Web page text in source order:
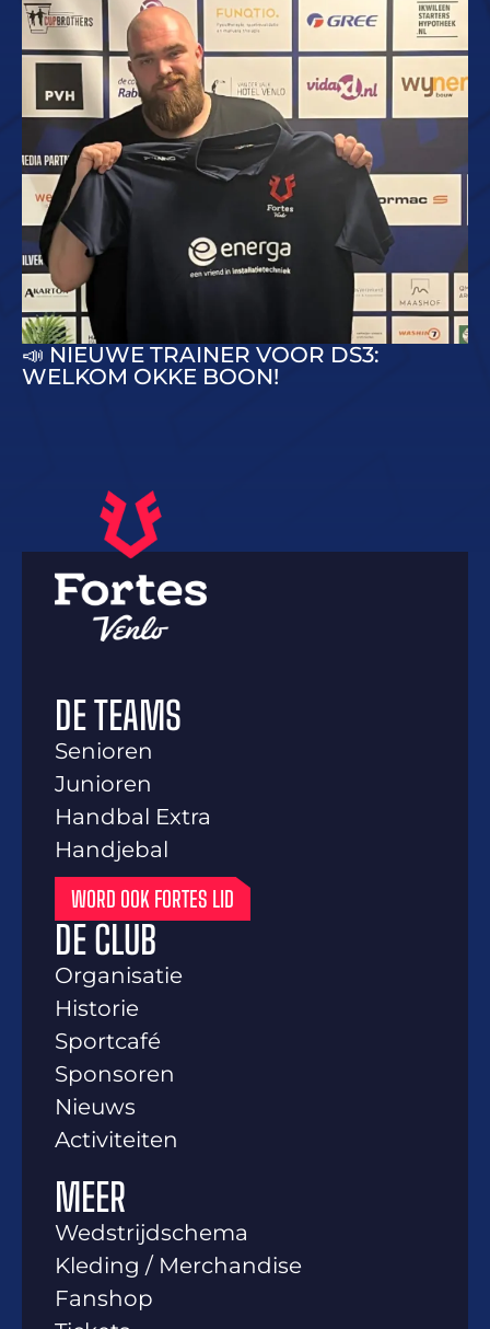
📣 NIEUWE TRAINER VOOR DS3:
WELKOM OKKE BOON!
DE TEAMS
Senioren
Junioren
Handbal Extra
Handjebal
WORD OOK FORTES LID
DE CLUB
Organisatie
Historie
Sportcafé
Sponsoren
Nieuws
Activiteiten
MEER
Wedstrijdschema
Kleding / Merchandise
Fanshop